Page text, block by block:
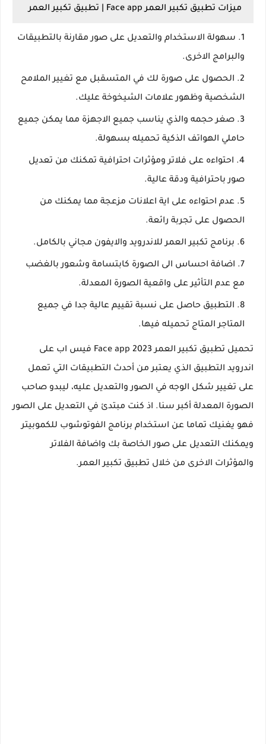
ميزات تطبيق تكبير العمر Face app | تطبيق تكبير العمر
سهولة الاستخدام والتعديل على صور مقارنة بالتطبيقات
والبرامج الاخرى.
الحصول على صورة لك في المتسقبل مع تغيير الملامح
الشخصية وظهور علامات الشيخوخة عليك.
صغر حجمه والذي يناسب جميع الاجهزة مما يمكن جميع
حاملي الهواتف الذكية تحميله بسهولة.
احتواءه على فلاتر ومؤثرات احترافية تمكنك من تعديل
صور باحترافية ودقة عالية.
عدم احتواءه على اية اعلانات مزعجة مما يمكنك من
الحصول على تجربة رائعة.
برنامج تكبير العمر للاندرويد والايفون مجاني بالكامل.
اضافة احساس الى الصورة كابتسامة وشعور بالغضب
مع عدم التأثير على واقعية الصورة المعدلة.
التطبيق حاصل على نسبة تقييم عالية جدا في جميع
المتاجر المتاج تحميله فيها.
تحميل تطبيق تكبير العمر Face app 2023 فيس اب على
اندرويد التطبيق الذي يعتبر من أحدث التطبيقات التي تعمل
على تغيير شكل الوجه في الصور والتعديل عليه، ليبدو صاحب
الصورة المعدلة أكبر سنا. اذ كنت مبتدئ في التعديل على الصور
فهو يغنيك تماما عن استخدام برنامج الفوتوشوب للكموبيتر
ويمكنك التعديل على صور الخاصة بك واضافة الفلاتر
والمؤثرات الاخرى من خلال تطبيق تكبير العمر.